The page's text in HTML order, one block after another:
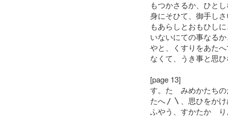
もつかさるか、ひと
身にそひて、御手し
もあらしとおもひし
いないにての事なる
やと、くすりをあた
なくて、うき事と思
[page 13]
す。たゝみめかたち
たへ〳〵、思ひをか
ふやう、すかたかゝ